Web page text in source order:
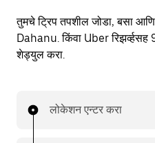
तुमचे ट्रिप तपशील जोडा, बसा
Dahanu. किंवा Uber रिझर्व्हसह
शेड्युल करा.
लोकेशन एन्टर करा